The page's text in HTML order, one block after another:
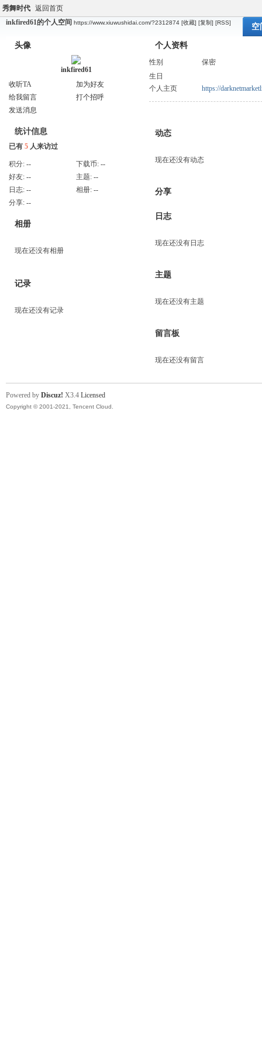
秀舞时代 返回首页
inkfired61的个人空间 https://www.xiuwushidai.com/?2312874 [收藏] [复制] [RSS] 空
头像
inkfired61
收听TA
加为好友
给我留言
打个招呼
发送消息
统计信息
已有 5 人来访过
积分: -- 下载币: --
好友: -- 主题: --
日志: -- 相册: --
分享: --
相册
现在还没有相册
记录
现在还没有记录
个人资料
性别
保密
生日
个人主页
https://
动态
现在还没有动态
分享
日志
现在还没有日志
主题
现在还没有主题
留言板
现在还没有留言
Powered by Discuz! X3.4 Licensed
Copyright © 2001-2021, Tencent Cloud.